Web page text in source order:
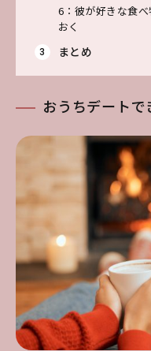
6：彼が好きな食
おく
まとめ
おうちデート